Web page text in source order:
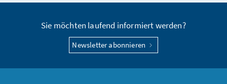
Sie möchten laufend informiert werden?
Newsletter abonnieren